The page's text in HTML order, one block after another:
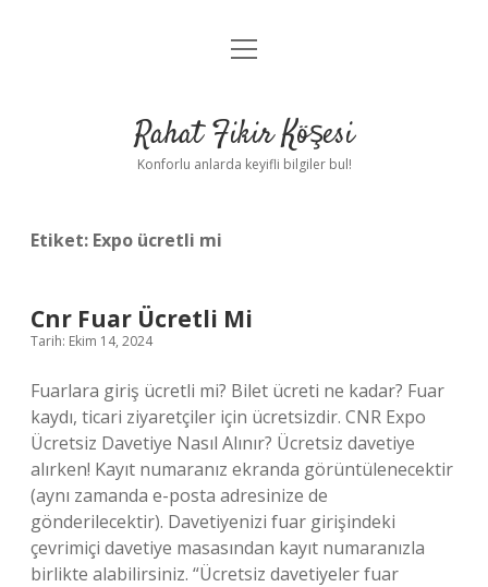
Anasayfa
Yasal Uyarı
menüyü
Rahat Fikir Köşesi
Konforlu anlarda keyifli bilgiler bul!
Etiket: Expo ücretli mi
Cnr Fuar Ücretli Mi
Tarih: Ekim 14, 2024
Fuarlara giriş ücretli mi? Bilet ücreti ne kadar? Fuar
kaydı, ticari ziyaretçiler için ücretsizdir. CNR Expo
Ücretsiz Davetiye Nasıl Alınır? Ücretsiz davetiye
alırken! Kayıt numaranız ekranda görüntülenecektir
(aynı zamanda e-posta adresinize de
gönderilecektir). Davetiyenizi fuar girişindeki
çevrimiçi davetiye masasından kayıt numaranızla
birlikte alabilirsiniz. “Ücretsiz davetiyeler fuar